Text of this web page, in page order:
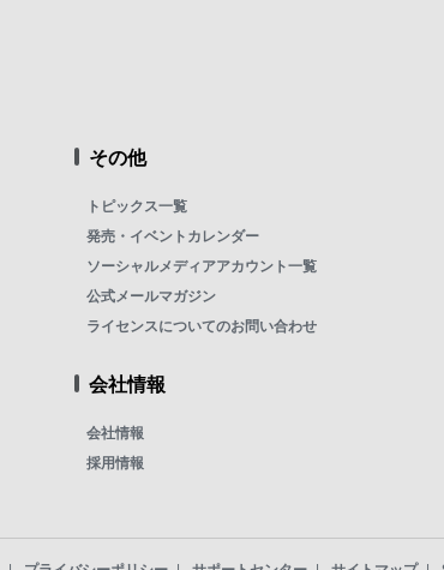
その他
トピックス一覧
発売・イベントカレンダー
ソーシャルメディアアカウント一覧
公式メールマガジン
ライセンスについてのお問い合わせ
会社情報
会社情報
採用情報